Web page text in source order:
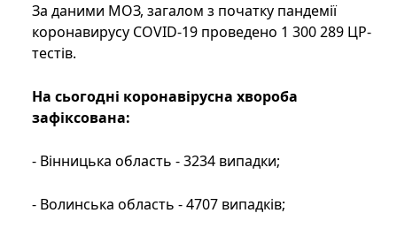
За даними МОЗ, загалом з початку пандемії
коронавирусу COVID-19 проведено 1 300 289 ЦР-
тестів.
На сьогодні коронавірусна хвороба
зафіксована:
- Вінницька область - 3234 випадки;
- Волинська область - 4707 випадків;